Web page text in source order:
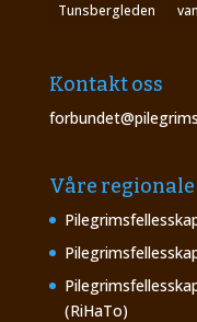
Tunsbergleden
Kontakt oss
Våre
(RiHaTo)